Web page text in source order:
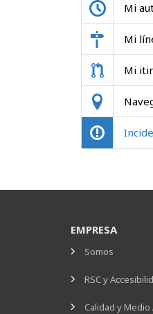
Mi
Mi
Mi
EMPRESA
Somos
RSC y
Calidad y